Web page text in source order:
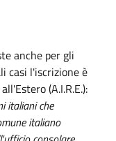
anche per gli
casi l'iscrizione è
(A.I.R.E.):
italiani che
italiano